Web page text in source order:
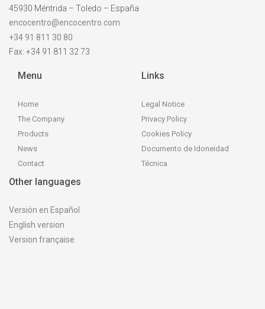
45930 Méntrida – Toledo – España
encocentro@encocentro.com
+34 91 811 30 80
Fax: +34 91 811 32 73
Menu
Home
The Company
Products
News
Contact
Links
Legal Notice
Privacy Policy
Cookies Policy
Documento de Idoneidad
Técnica
Other languages
Versión en Español
English version
Version française